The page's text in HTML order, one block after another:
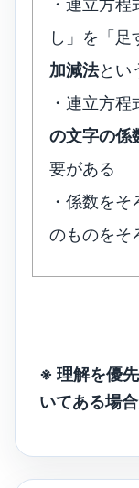
・連立方
し」を「足
加減法とい
・連立方程
の文字の係
要がある
・係数を
のものをそ
※ 理解を優
いてある場